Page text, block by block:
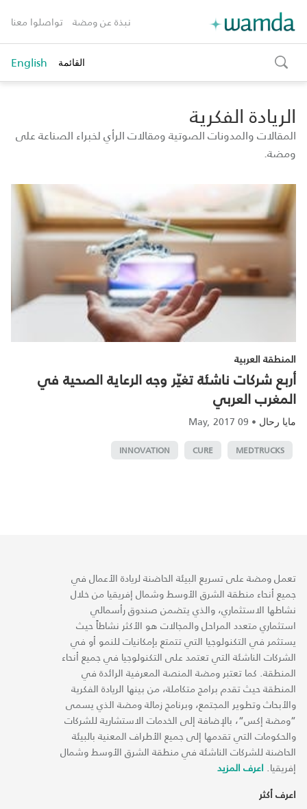
نبذة عن ومضة تواصلوا معنا
toggle
search
القائمة English
الريادة الفكرية
المقالات والمدونات الصوتية ومقالات الرأي لخبراء الصناعة على
ومضة.
المنطقة العربية
أربع شركات ناشئة تغيّر وجه الرعاية الصحية في
المغرب العربي
مايا رحال •
09 May, 2017
MEDTRUCKS
CURE
INNOVATION
تعمل ومضة على تسريع البيئة الحاضنة لريادة الأعمال في
جميع أنحاء منطقة الشرق الأوسط وشمال إفريقيا من خلال
نشاطها الاستثماري، والذي يتضمن صندوق رأسمالي
استثماري متعدد المراحل والمجالات هو الأكثر نشاطاً حيث
يستثمر في التكنولوجيا التي تتمتع بإمكانيات للنمو أو في
الشركات الناشئة التي تعتمد على التكنولوجيا في جميع أنحاء
المنطقة. كما تعتبر ومضة المنصة المعرفية الرائدة في
المنطقة حيث تقدم برامج متكاملة، من بينها الريادة الفكرية
والأبحاث وتطوير المجتمع، وبرنامج زمالة ومضة الذي يسمى
“ومضة إكس“، بالإضافة إلى الخدمات الاستشارية للشركات
والحكومات التي تقدمها إلى جميع الأطراف المعنية بالبيئة
الحاضنة للشركات الناشئة في منطقة الشرق الأوسط وشمال
إفريقيا. اعرف المزيد
اعرف أكثر